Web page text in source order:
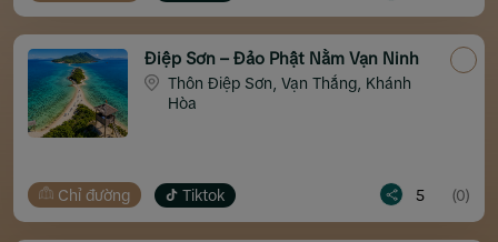
Điệp Sơn – Đảo Phật Nằm Vạn Ninh
Thôn Điệp Sơn, Vạn Thắng, Khánh
Hòa
Chỉ đường Tiktok 5 (0)